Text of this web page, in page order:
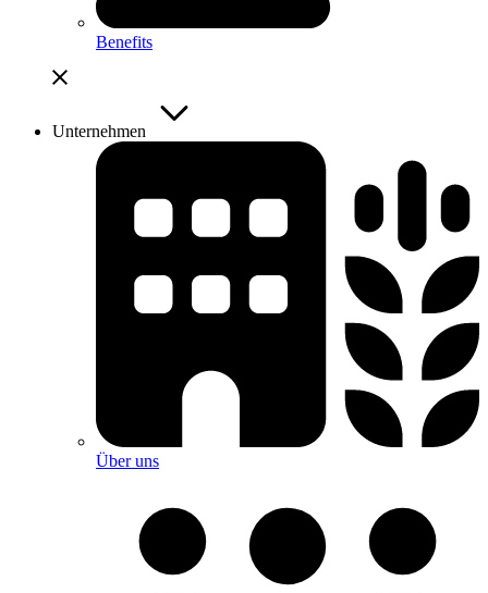
Benefits
Unternehmen
Über uns